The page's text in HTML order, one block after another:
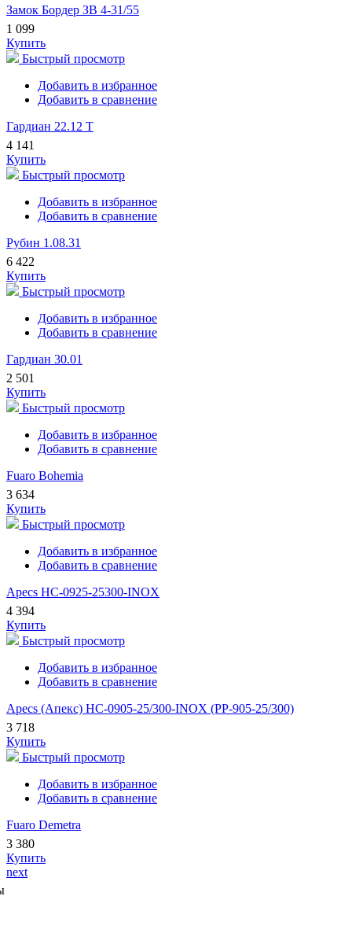
Замок Бордер ЗВ 4-31/55
1 099
Купить
Быстрый просмотр
Добавить в избранное
Добавить в сравнение
Гардиан 22.12 Т
4 141
Купить
Быстрый просмотр
Добавить в избранное
Добавить в сравнение
Рубин 1.08.31
6 422
Купить
Быстрый просмотр
Добавить в избранное
Добавить в сравнение
Гардиан 30.01
2 501
Купить
Быстрый просмотр
Добавить в избранное
Добавить в сравнение
Fuaro Bohemia
3 634
Купить
Быстрый просмотр
Добавить в избранное
Добавить в сравнение
Apecs HC-0925-25300-INOX
4 394
Купить
Быстрый просмотр
Добавить в избранное
Добавить в сравнение
Apecs (Апекс) HC-0905-25/300-INOX (PP-905-25/300)
3 718
Купить
Быстрый просмотр
Добавить в избранное
Добавить в сравнение
Fuaro Demetra
3 380
Купить
next